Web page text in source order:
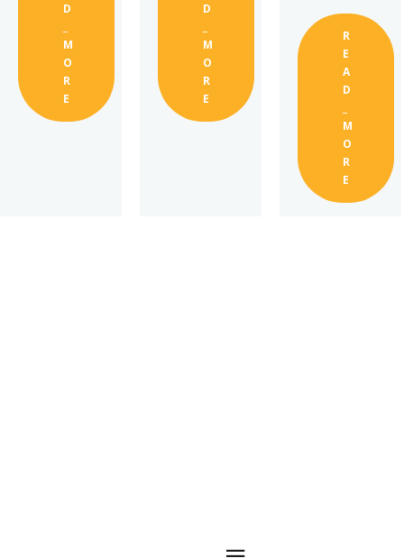
D
M
O
R
E
D
M
O
R
E
R
E
A
D
M
O
R
E